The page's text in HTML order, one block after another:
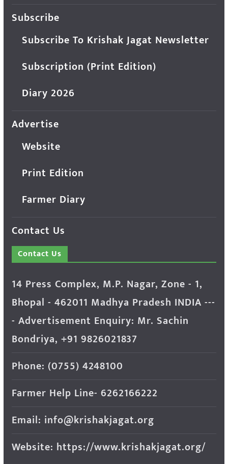
Subscribe
Subscribe To Krishak Jagat Newsletter
Subscription (Print Edition)
Diary 2026
Advertise
Website
Print Edition
Farmer Diary
Contact Us
Contact Us
14 Press Complex, M.P. Nagar, Zone - 1,
Bhopal - 462011 Madhya Pradesh INDIA ---
- Advertisement Enquiry: Mr. Sachin
Bondriya, +91 9826021837
Phone: (0755) 4248100
Farmer Help Line- 6262166222
Email: info@krishakjagat.org
Website: https://www.krishakjagat.org/